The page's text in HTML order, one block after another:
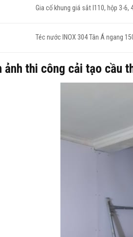
Gia cố khung giá sắt I110, hộp 3-
Téc nước INOX 304 Tân Á ngang
ảnh thi công cải tạo cầu